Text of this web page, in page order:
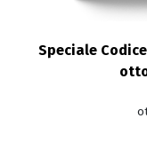
Speciale